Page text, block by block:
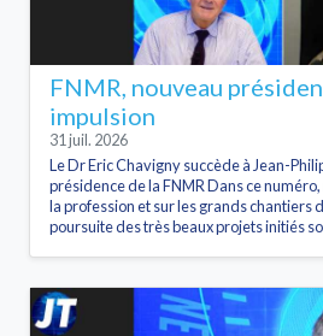
FNMR, nouveau
impulsion
31 juil. 2026
Le Dr Eric Chavigny succède à Jean-
présidence de la FNMR Dans ce
la profession et sur les grands chantiers
poursuite des très beaux projets initiés